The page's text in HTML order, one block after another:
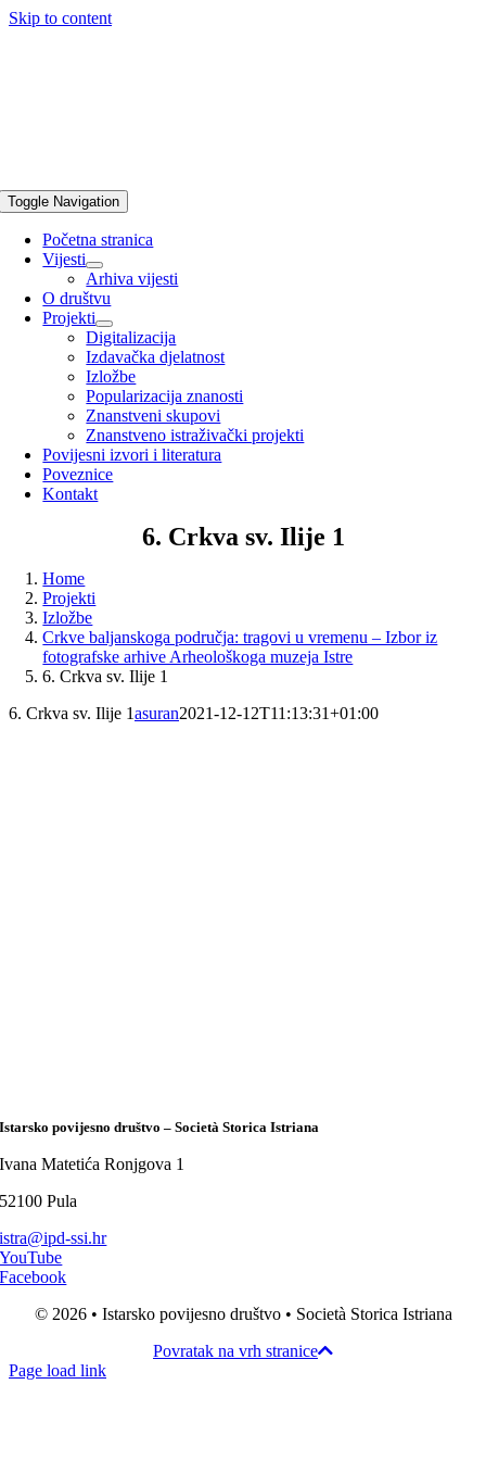
Skip to content
Toggle Navigation
Početna stranica
Vijesti
Arhiva vijesti
O društvu
Projekti
Digitalizacija
Izdavačka djelatnost
Izložbe
Popularizacija znanosti
Znanstveni skupovi
Znanstveno istraživački projekti
Povijesni izvori i literatura
Poveznice
Kontakt
6. Crkva sv. Ilije 1
Home
Projekti
Izložbe
Crkve baljanskoga područja: tragovi u vremenu – Izbor iz
fotografske arhive Arheološkoga muzeja Istre
6. Crkva sv. Ilije 1
6. Crkva sv. Ilije 1asuran2021-12-12T11:13:31+01:00
Istarsko povijesno društvo – Società Storica Istriana
Ivana Matetića Ronjgova 1
52100 Pula
istra@ipd-ssi.hr
YouTube
Facebook
© 2026 • Istarsko povijesno društvo • Società Storica Istriana
Povratak na vrh stranice
Page load link